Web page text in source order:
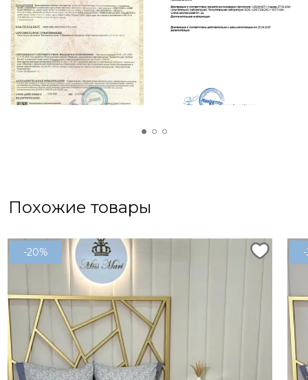
Похожие товары
-20%